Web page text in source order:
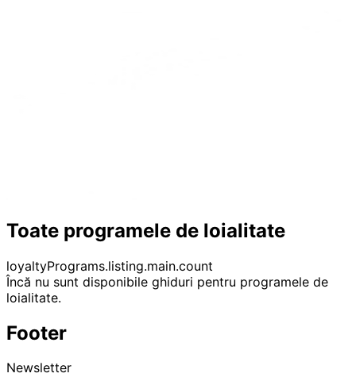
Toate programele de loialitate
loyaltyPrograms.listing.main.count
Încă nu sunt disponibile ghiduri pentru programele de
loialitate.
Footer
Newsletter